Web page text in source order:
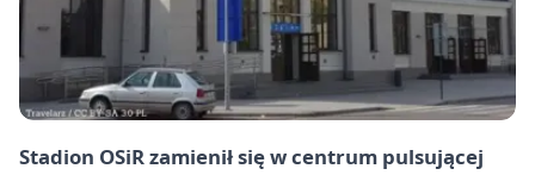
Stadion OSiR zamienił się w centrum pulsującej